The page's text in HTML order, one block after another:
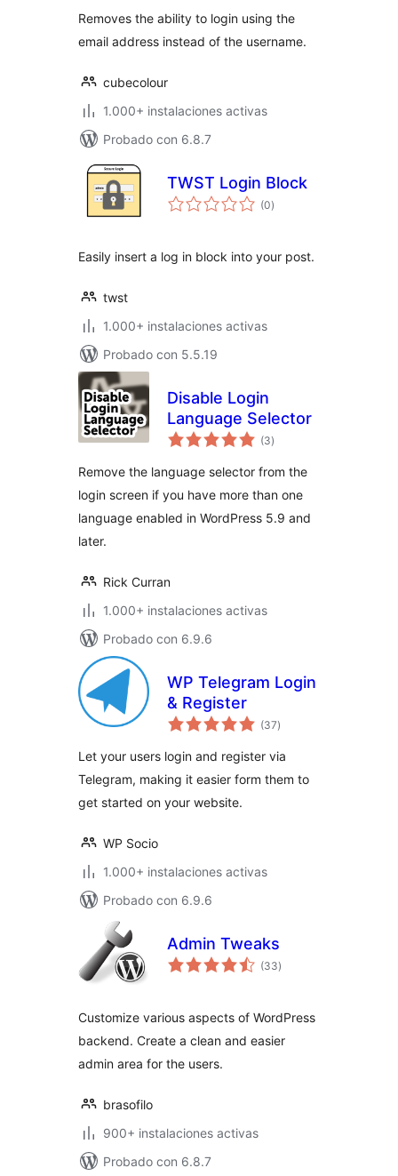
Removes the ability to login using the
email address instead of the username.
cubecolour
1.000+ instalaciones activas
Probado con 6.8.7
TWST Login Block
(0total
de
)
Easily insert a log in block into your post.
twst
1.000+ instalaciones activas
Probado con 5.5.19
Disable Login
Language Selector
(3total
de
)
Remove the language selector from the
login screen if you have more than one
language enabled in WordPress 5.9 and
later.
Rick Curran
1.000+ instalaciones activas
Probado con 6.9.6
WP Telegram Login
& Register
(37total
de
)
Let your users login and register via
Telegram, making it easier form them to
get started on your website.
WP Socio
1.000+ instalaciones activas
Probado con 6.9.6
Admin Tweaks
(33total
de
)
Customize various aspects of WordPress
backend. Create a clean and easier
admin area for the users.
brasofilo
900+ instalaciones activas
Probado con 6.8.7